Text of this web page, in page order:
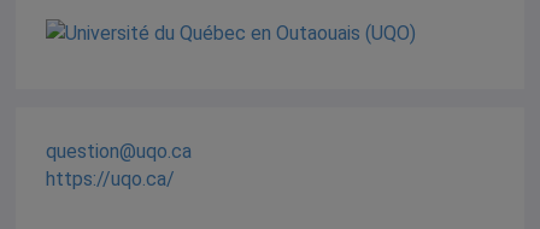
question@uqo.ca
https://uqo.ca/